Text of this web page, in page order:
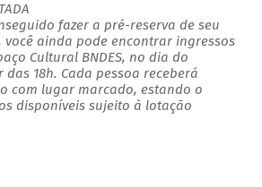
fazer a pré-reserva de seu
ainda pode encontrar ingressos
Cultural BNDES, no dia do
18h. Cada pessoa receberá
com lugar marcado, estando o
disponíveis sujeito à lotação